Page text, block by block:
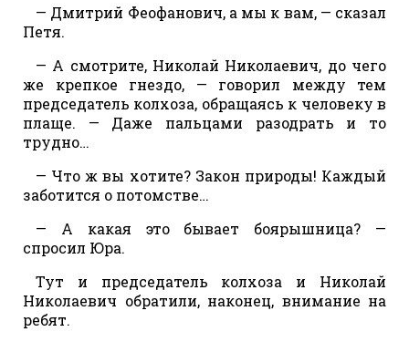
— Дмитрий Феофанович, а мы к вам, — сказал
Петя.
— А смотрите, Николай Николаевич, до чего
же крепкое гнездо, — говорил между тем
председатель колхоза, обращаясь к человеку в
плаще. — Даже пальцами разодрать и то
трудно…
— Что ж вы хотите? Закон природы! Каждый
заботится о потомстве…
— А какая это бывает боярышница? —
спросил Юра.
Тут и председатель колхоза и Николай
Николаевич обратили, наконец, внимание на
ребят.